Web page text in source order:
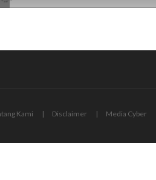
Kami Disclaimer Media Cyber